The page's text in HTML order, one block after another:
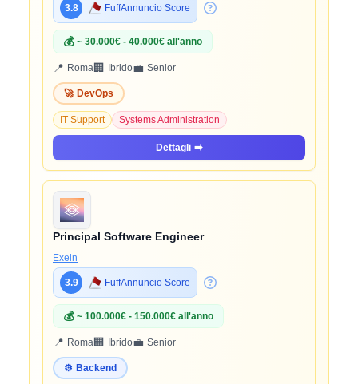
3.8 FuffAnnuncio Score
💰 ~ 30.000€ - 40.000€ all'anno
📍 Roma🏢 Ibrido💼 Senior
🚀 DevOps
IT Support Systems Administration
Dettagli ➡️
Principal Software Engineer
Exein
3.9 FuffAnnuncio Score
💰 ~ 100.000€ - 150.000€ all'anno
📍 Roma🏢 Ibrido💼 Senior
⚙️ Backend